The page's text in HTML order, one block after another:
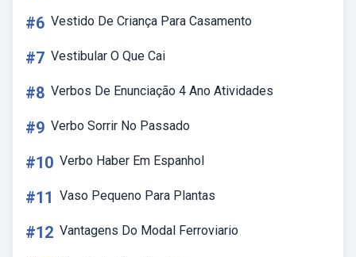
#6 Vestido De Criança Para Casamento
#7 Vestibular O Que Cai
#8 Verbos De Enunciação 4 Ano Atividades
#9 Verbo Sorrir No Passado
#10 Verbo Haber Em Espanhol
#11 Vaso Pequeno Para Plantas
#12 Vantagens Do Modal Ferroviario